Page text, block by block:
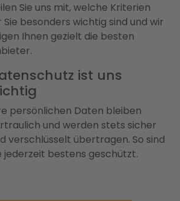
Sie uns mit, welche Kriterien
Sie besonders wichtig sind und wir
Ihnen gezielt die besten
ist uns
persönlichen Daten bleiben
und werden stets sicher
verschlüsselt übertragen. So sind
jederzeit bestens geschützt.